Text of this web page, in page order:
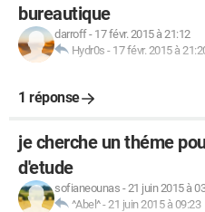
bureautique
darroff- 17 févr. 2015 à 21:12
Hydr0s - 17 févr. 2015 à
1 réponse
je cherche un théme
d'etude
sofianeounas -21 juin 2015 à
^Abel^-21 juin 2015 à 09:23